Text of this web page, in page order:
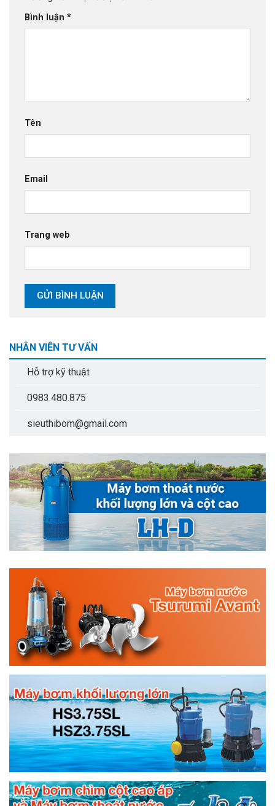
Bình luận *
Tên
Email
Trang web
NHÂN VIÊN TƯ VẤN
Hỗ trợ kỹ thuật
0983.480.875
sieuthibom@gmail.com